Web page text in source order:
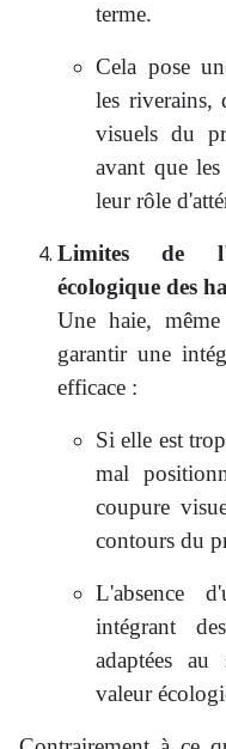
terme.
Cela pose
les riverains,
visuels du
avant que
leur rôle
Limites de
écologique des
Une haie,
garantir une
efficace :
Si elle est
mal
coupure
contours du
L'absence
intégrant
adaptées
valeur